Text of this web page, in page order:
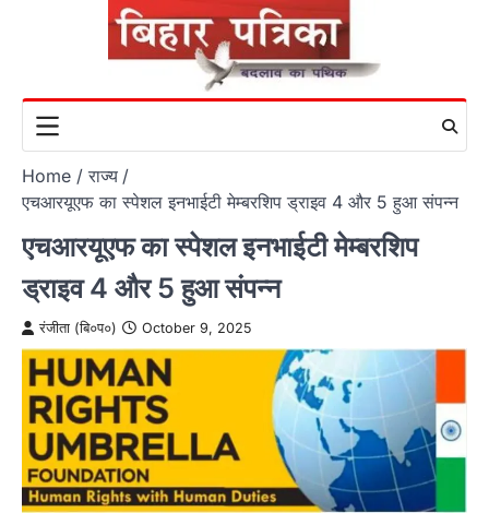
Home
राज्य
एचआरयूएफ का स्पेशल इनभाईटी मेम्बरशिप ड्राइव 4 और 5 हुआ संपन्न
एचआरयूएफ का स्पेशल इनभाईटी मेम्बरशिप
ड्राइव 4 और 5 हुआ संपन्न
रंजीता (बि०प०) October 9, 2025